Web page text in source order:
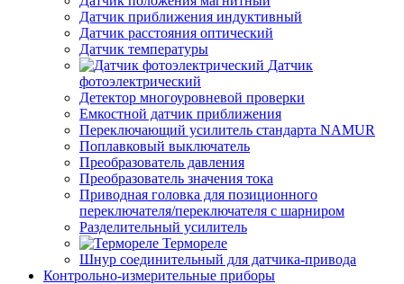
Датчик приближения индуктивный
Датчик расстояния оптический
Датчик температуры
Датчик
фотоэлектрический
Детектор многоуровневой проверки
Емкостной датчик приближения
Переключающий усилитель стандарта NAMUR
Поплавковый выключатель
Преобразователь давления
Преобразователь значения тока
Приводная головка для позиционного
переключателя/переключателя с шарниром
Разделительный усилитель
Термореле
Шнур соединительный для датчика-привода
Контрольно-измерительные приборы